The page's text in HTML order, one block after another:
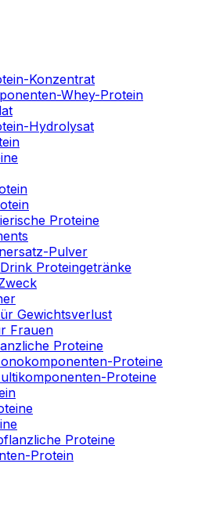
Konzentrat
Whey-Protein
Hydrolysat
Proteine
Pulver
Proteingetränke
Gewichtsverlust
Frauen
Proteine
Proteine
Proteine
Proteine
Protein